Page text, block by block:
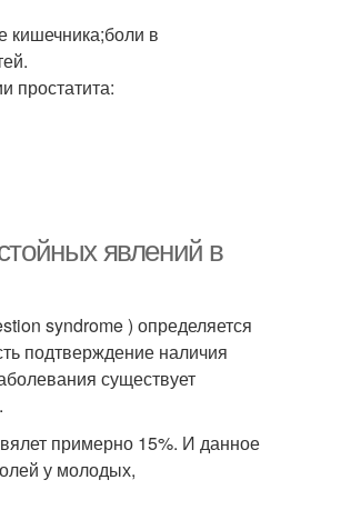
кишечника;боли в
простатита:
явлений в
syndrome ) определяется
подтверждение наличия
существует
примерно 15%. И данное
у молодых,